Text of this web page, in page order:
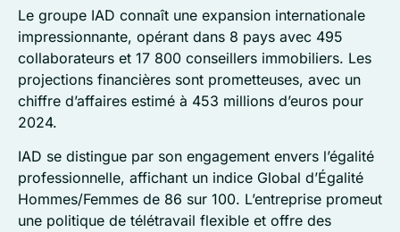
Le groupe IAD connaît une expansion internationale
impressionnante, opérant dans 8 pays avec 495
collaborateurs et 17 800 conseillers immobiliers. Les
projections financières sont prometteuses, avec un
chiffre d’affaires estimé à 453 millions d’euros pour
2024.
IAD se distingue par son engagement envers l’égalité
professionnelle, affichant un indice Global d’Égalité
Hommes/Femmes de 86 sur 100. L’entreprise promeut
une politique de télétravail flexible et offre des